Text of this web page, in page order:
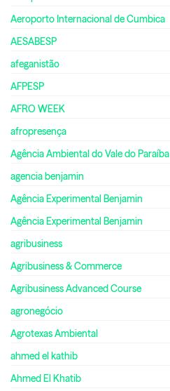
Aeroporto Internacional de Cumbica
AESABESP
afeganistão
AFPESP
AFRO WEEK
afropresença
Agência Ambiental do Vale do Paraíba
agencia benjamin
Agência Experimental Benjamin
Agência Experimental Benjamin
agribusiness
Agribusiness & Commerce
Agribusiness Advanced Course
agronegócio
Agrotexas Ambiental
ahmed el kathib
Ahmed El Khatib